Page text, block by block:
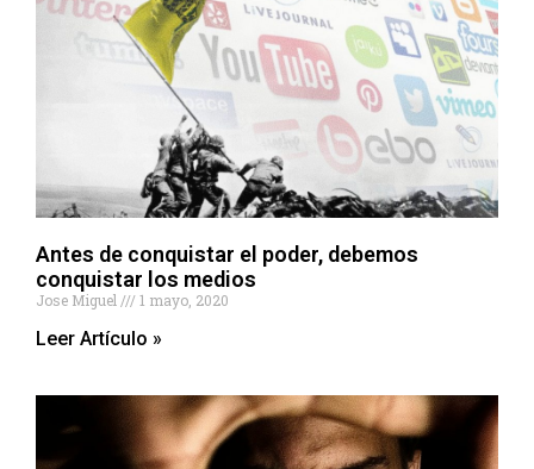
Antes de conquistar el poder, debemos
conquistar los medios
Jose Miguel 1 mayo, 2020
Leer Artículo »